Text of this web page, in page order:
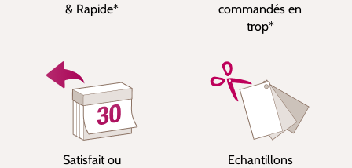
& Rapide*
commandés en
trop*
Satisfait ou
Echantillons